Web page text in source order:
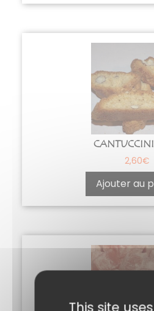
2,60€
Ajouter au
Ce
This site